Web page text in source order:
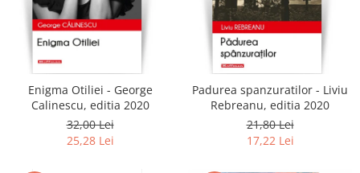
Enigma Otiliei - George
Calinescu, editia 2020
32,00 Lei
25,28 Lei
Padurea spanzuratilor - Liviu
Rebreanu, editia 2020
21,80 Lei
17,22 Lei